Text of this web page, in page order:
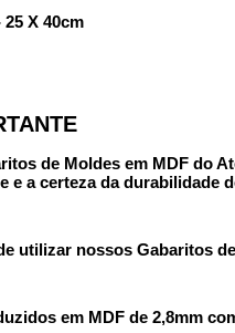
X 40cm
de Moldes em MDF do
e a certeza da durabilidade
utilizar nossos Gabaritos
em MDF de 2,8mm